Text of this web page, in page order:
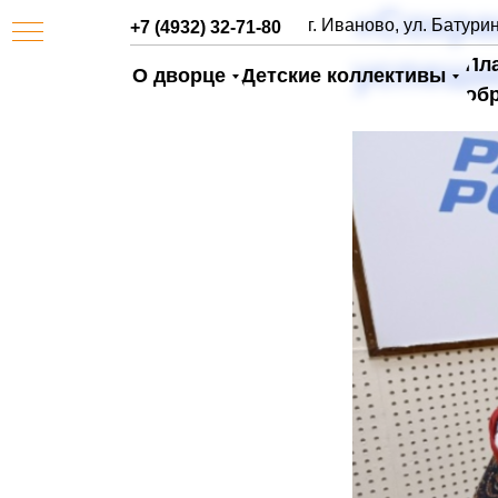
Детские коллективы
+7 (4932) 32-71-80 г. Иваново, ул.
О дворце